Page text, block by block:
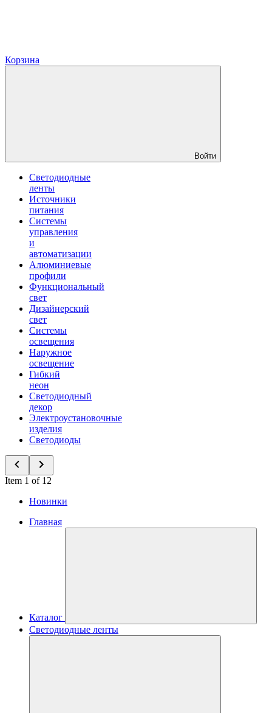
Корзина
Войти
Светодиодные
ленты
Источники
питания
Системы
управления
и
автоматизации
Алюминиевые
профили
Функциональный
свет
Дизайнерский
свет
Системы
освещения
Наружное
освещение
Гибкий
неон
Светодиодный
декор
Электроустановочные
изделия
Светодиоды
Item 1 of 12
Новинки
Главная
Каталог
Светодиодные ленты